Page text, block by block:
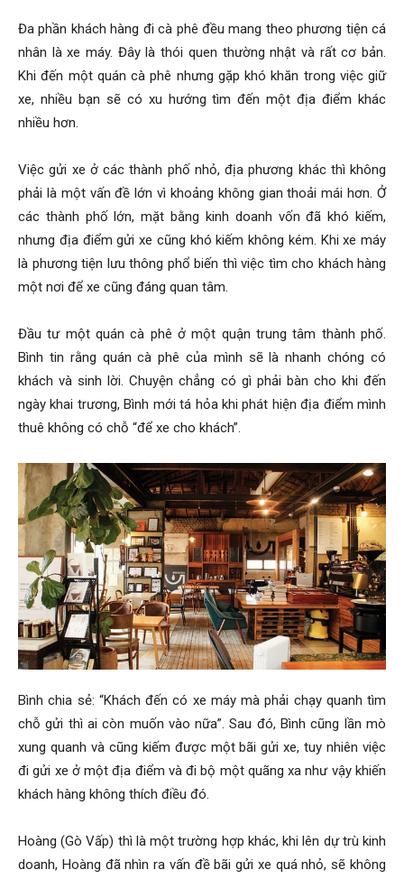
Đa phần khách hàng đi cà phê đều mang theo phương tiện cá
nhân là xe máy. Đây là thói quen thường nhật và rất cơ bản.
Khi đến một quán cà phê nhưng gặp khó khăn trong việc giữ
xe, nhiều bạn sẽ có xu hướng tìm đến một địa điểm khác
nhiều hơn.
Việc gửi xe ở các thành phố nhỏ, địa phương khác thì không
phải là một vấn đề lớn vì khoảng không gian thoải mái hơn. Ở
các thành phố lớn, mặt bằng kinh doanh vốn đã khó kiếm,
nhưng địa điểm gửi xe cũng khó kiếm không kém. Khi xe máy
là phương tiện lưu thông phổ biến thì việc tìm cho khách hàng
một nơi để xe cũng đáng quan tâm.
Đầu tư một quán cà phê ở một quận trung tâm thành phố.
Bình tin rằng quán cà phê của mình sẽ là nhanh chóng có
khách và sinh lời. Chuyện chẳng có gì phải bàn cho khi đến
ngày khai trương, Bình mới tá hỏa khi phát hiện địa điểm mình
thuê không có chỗ “để xe cho khách”.
Bình chia sẻ: “Khách đến có xe máy mà phải chạy quanh tìm
chỗ gửi thì ai còn muốn vào nữa”. Sau đó, Bình cũng lần mò
xung quanh và cũng kiếm được một bãi gửi xe, tuy nhiên việc
đi gửi xe ở một địa điểm và đi bộ một quãng xa như vậy khiến
khách hàng không thích điều đó.
Hoàng (Gò Vấp) thì là một trường hợp khác, khi lên dự trù kinh
doanh, Hoàng đã nhìn ra vấn đề bãi gửi xe quá nhỏ, sẽ không